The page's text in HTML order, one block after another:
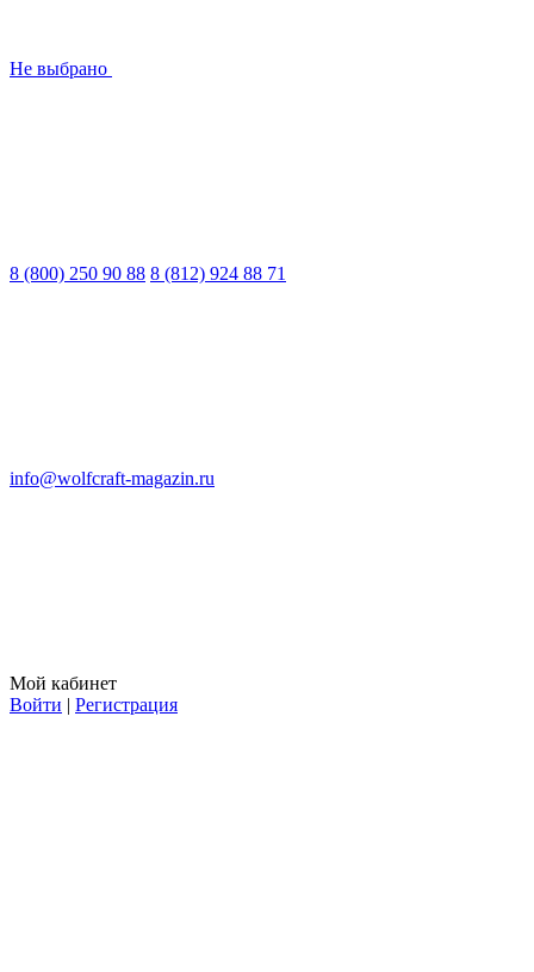
Не выбрано
8 (800) 250 90 88 8 (812) 924 88 71
info@wolfcraft-magazin.ru
Мой кабинет
Войти | Регистрация